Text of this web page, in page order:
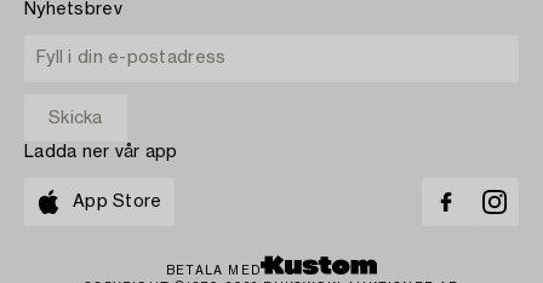
Nyhetsbrev
Ladda ner vår app
App Store
BETALA MED